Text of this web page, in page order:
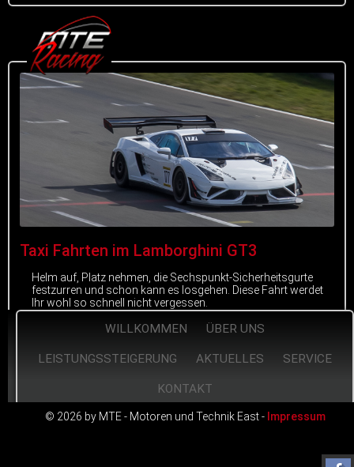
Taxi Fahrten im Lamborghini GT3
Helm auf, Platz nehmen, die Sechspunkt-Sicherheitsgurte
festzurren und schon kann es losgehen. Diese Fahrt werdet
Ihr wohl so schnell nicht vergessen.
WILLKOMMEN ÜBER UNS
LEISTUNGSSTEIGERUNG AKTUELLES SERVICE
KONTAKT
© 2026 by MTE - Motoren und Technik East - Impressum